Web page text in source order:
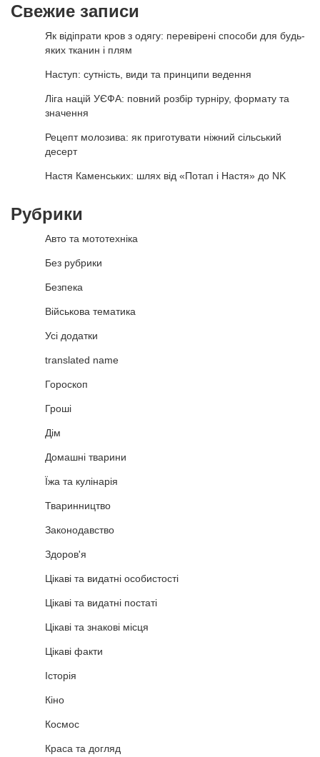
Свежие записи
Як відіпрати кров з одягу: перевірені способи для будь-
яких тканин і плям
Наступ: сутність, види та принципи ведення
Ліга націй УЄФА: повний розбір турніру, формату та
значення
Рецепт молозива: як приготувати ніжний сільський
десерт
Настя Каменських: шлях від «Потап і Настя» до NK
Рубрики
Авто та мототехніка
Без рубрики
Безпека
Військова тематика
Усі додатки
translated name
Гороскоп
Гроші
Дім
Домашні тварини
Їжа та кулінарія
Тваринництво
Законодавство
Здоров'я
Цікаві та видатні особистості
Цікаві та видатні постаті
Цікаві та знакові місця
Цікаві факти
Історія
Кіно
Космос
Краса та догляд